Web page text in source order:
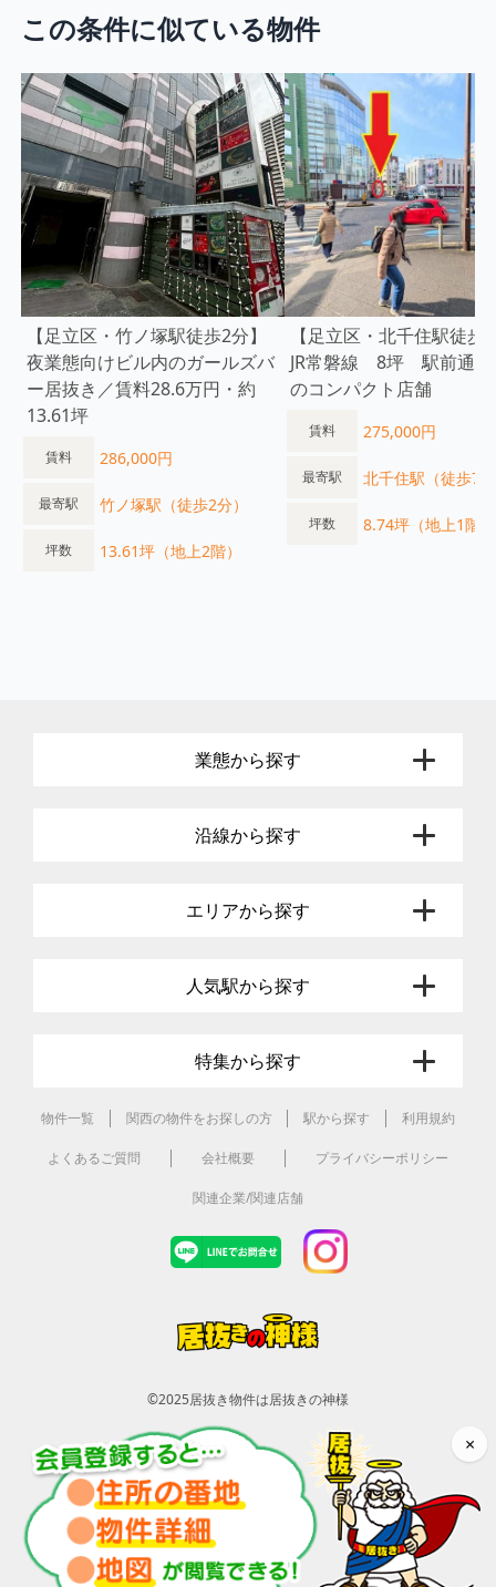
この条件に似ている物件
【足立区・竹ノ塚駅徒歩2分】
夜業態向けビル内のガールズバ
ー居抜き／賃料28.6万円・約
13.61坪
賃料 286,000円
最寄駅 竹ノ塚駅（徒歩2分）
坪数 13.61坪（地上2階）
【足立区・北千住駅徒歩
JR常磐線 8坪 駅前通り
のコンパクト店舗
賃料 275,000円
最寄駅 北千住駅（徒歩7
坪数 8.74坪（地上1階）
業態から探す
沿線から探す
エリアから探す
人気駅から探す
特集から探す
物件一覧 関西の物件をお探しの方 駅から探す 利用規約
よくあるご質問 会社概要 プライバシーポリシー
関連企業/関連店舗
©2025居抜き物件は居抜きの神様
×